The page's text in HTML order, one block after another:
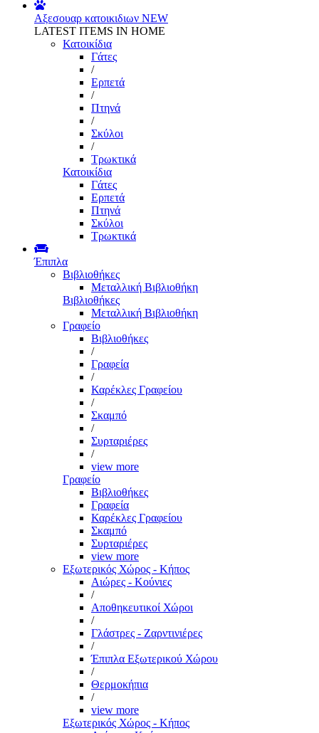
Αξεσουαρ κατοικιδιων NEW
LATEST ITEMS IN HOME
Κατοικίδια
Γάτες
/
Ερπετά
/
Πτηνά
/
Σκύλοι
/
Τρωκτικά
Κατοικίδια
Γάτες
Ερπετά
Πτηνά
Σκύλοι
Τρωκτικά
Έπιπλα
Βιβλιοθήκες
Μεταλλική Βιβλιοθήκη
Βιβλιοθήκες
Μεταλλική Βιβλιοθήκη
Γραφείο
Βιβλιοθήκες
/
Γραφεία
/
Καρέκλες Γραφείου
/
Σκαμπό
/
Συρταριέρες
/
view more
Γραφείο
Βιβλιοθήκες
Γραφεία
Καρέκλες Γραφείου
Σκαμπό
Συρταριέρες
view more
Εξωτερικός Χώρος - Κήπος
Αιώρες - Κούνιες
/
Αποθηκευτικοί Χώροι
/
Γλάστρες - Ζαρντινιέρες
/
Έπιπλα Εξωτερικού Χώρου
/
Θερμοκήπια
/
view more
Εξωτερικός Χώρος - Κήπος